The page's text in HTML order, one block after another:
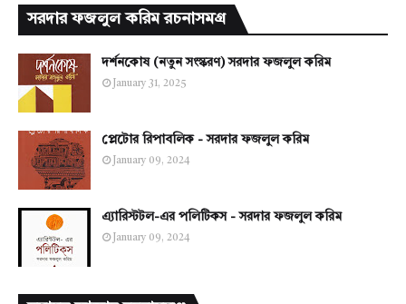
সরদার ফজলুল করিম রচনাসমগ্র
দর্শনকোষ (নতুন সংস্করণ) সরদার ফজলুল করিম
January 31, 2025
প্লেটোর রিপাবলিক - সরদার ফজলুল করিম
January 09, 2024
এ্যারিস্টটল-এর পলিটিকস - সরদার ফজলুল করিম
January 09, 2024